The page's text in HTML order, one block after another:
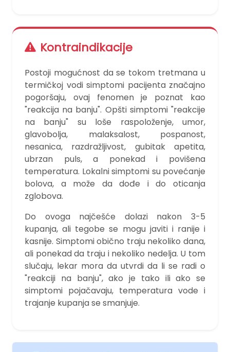
Kontraindikacije
Postoji mogućnost da se tokom tretmana u
termičkoj vodi simptomi pacijenta značajno
pogoršaju, ovaj fenomen je poznat kao
"reakcija na banju". Opšti simptomi "reakcije
na banju" su loše raspoloženje, umor,
glavobolja, malaksalost, pospanost,
nesanica, razdražljivost, gubitak apetita,
ubrzan puls, a ponekad i povišena
temperatura. Lokalni simptomi su povećanje
bolova, a može da dođe i do oticanja
zglobova.
Do ovoga najčešće dolazi nakon 3-5
kupanja, ali tegobe se mogu javiti i ranije i
kasnije. Simptomi obično traju nekoliko dana,
ali ponekad da traju i nekoliko nedelja. U tom
slučaju, lekar mora da utvrdi da li se radi o
"reakciji na banju", ako je tako ili ako se
simptomi pojačavaju, temperatura vode i
trajanje kupanja se smanjuje.